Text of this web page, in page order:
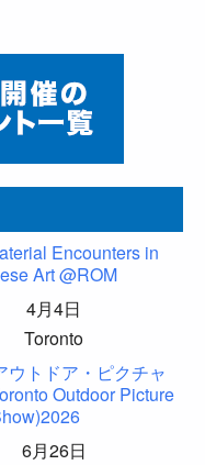
Encounters in
Art @ROM
4月4日
Toronto
ウトドア・ピクチャ
Outdoor Picture
6月26日